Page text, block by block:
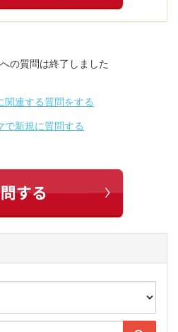
の質問は終了しました
関連する質問をする
で新規に質問する